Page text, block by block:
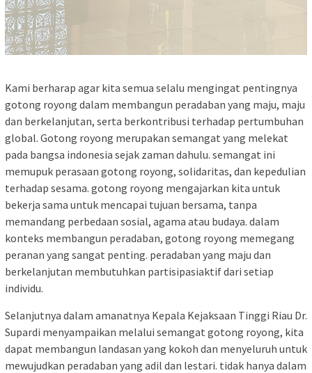
Kami berharap agar kita semua selalu mengingat pentingnya
gotong royong dalam membangun peradaban yang maju, maju
dan berkelanjutan, serta berkontribusi terhadap pertumbuhan
global. Gotong royong merupakan semangat yang melekat
pada bangsa indonesia sejak zaman dahulu. semangat ini
memupuk perasaan gotong royong, solidaritas, dan kepedulian
terhadap sesama. gotong royong mengajarkan kita untuk
bekerja sama untuk mencapai tujuan bersama, tanpa
memandang perbedaan sosial, agama atau budaya. dalam
konteks membangun peradaban, gotong royong memegang
peranan yang sangat penting. peradaban yang maju dan
berkelanjutan membutuhkan partisipasiaktif dari setiap
individu.
Selanjutnya dalam amanatnya Kepala Kejaksaan Tinggi Riau Dr.
Supardi menyampaikan melalui semangat gotong royong, kita
dapat membangun landasan yang kokoh dan menyeluruh untuk
mewujudkan peradaban yang adil dan lestari. tidak hanya dalam